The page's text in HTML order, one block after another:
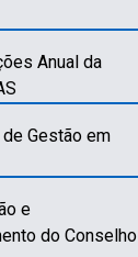
Anual da
Gestão em
e
do Conselho